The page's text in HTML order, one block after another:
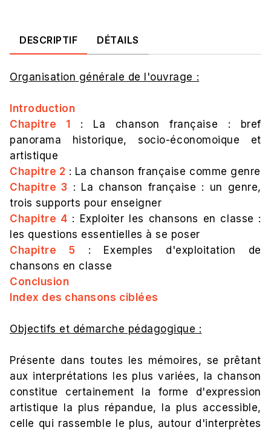
DESCRIPTIF DÉTAILS
Organisation générale de l'ouvrage :
Introduction
Chapitre 1 : La chanson française : bref
panorama historique, socio-économoique et
artistique
Chapitre 2 : La chanson française comme genre
Chapitre 3 : La chanson française : un genre,
trois supports pour enseigner
Chapitre 4 : Exploiter les chansons en classe :
les questions essentielles à se poser
Chapitre 5 : Exemples d'exploitation de
chansons en classe
Conclusion
Index des chansons ciblées
Objectifs et démarche pédagogique :
Présente dans toutes les mémoires, se prêtant
aux interprétations les plus variées, la chanson
constitue certainement la forme d'expression
artistique la plus répandue, la plus accessible,
celle qui rassemble le plus, autour d'interprètes